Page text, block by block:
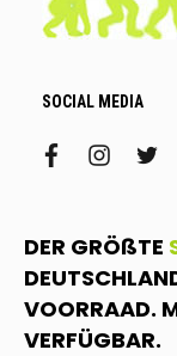
SOCIAL MEDIA
facebook
DER GRÖßTE
VOORRAAD.
VERFÜGBAR.